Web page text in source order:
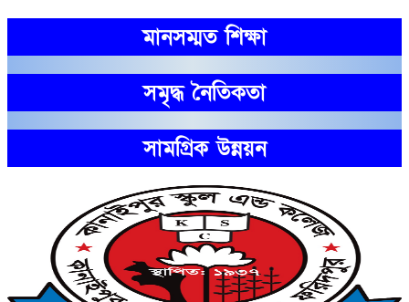
মানসম্মত শিক্ষা
সমৃদ্ধ নৈতিকতা
সামগ্রিক উন্নয়ন